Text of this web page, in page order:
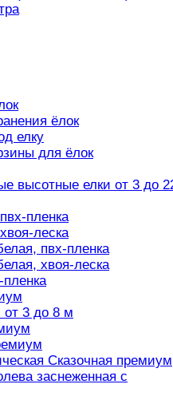
ёлок
елку
для ёлок
высотные елки от 3 до
пленка
леска
пвх-пленка
хвоя-леска
от 3 до 8 м
Сказочная премиум
заснеженная с